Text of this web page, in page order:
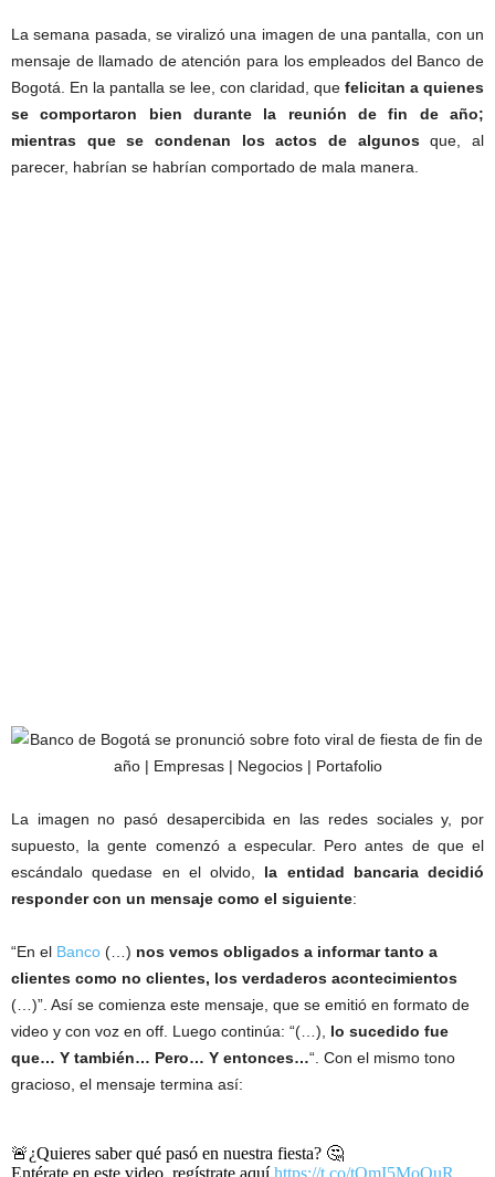
La semana pasada, se viralizó una imagen de una pantalla, con un
mensaje de llamado de atención para los empleados del Banco de
Bogotá. En la pantalla se lee, con claridad, que felicitan a quienes
se comportaron bien durante la reunión de fin de año;
mientras que se condenan los actos de algunosque, al
parecer, habrían se habrían comportado de mala manera.
La imagen no pasó desapercibida en las redes sociales y, por
supuesto, la gente comenzó a especular. Pero antes de que el
escándalo quedase en el olvido, la entidad bancaria decidió
responder con un mensaje como el siguiente:
“En el Banco (…) nos vemos obligados a informar tanto a
clientes como no clientes, los verdaderos acontecimientos
(…)”. Así se comienza este mensaje, que se emitió en formato de
video y con voz en off. Luego continúa: “(…), lo sucedido fue
que… Y también… Pero… Y entonces…“. Con el mismo tono
gracioso, el mensaje termina así:
🚨¿Quieres saber qué pasó en nuestra fiesta? 🤔